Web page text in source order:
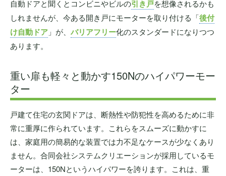
自動ドアと聞くとコンビニやビルの引き戸を想像されるかも
しれませんが、今ある開き戸にモーターを取り付ける「後付
け自動ドア 」が、 バリアフリー化のスタンダードになりつつ
あります。
重い扉も軽々と動かす150Nのハイパワーモー
ター
戸建て住宅の玄関ドアは、断熱性や防犯性を高めるために非
常に重厚に作られています。これらをスムーズに動かすに
は、家庭用の簡易的な装置では力不足なケースが少なくあり
ません。合同会社システムクリエーションが採用しているモ
ーターは、150Nというハイパワーを誇ります。これは、重